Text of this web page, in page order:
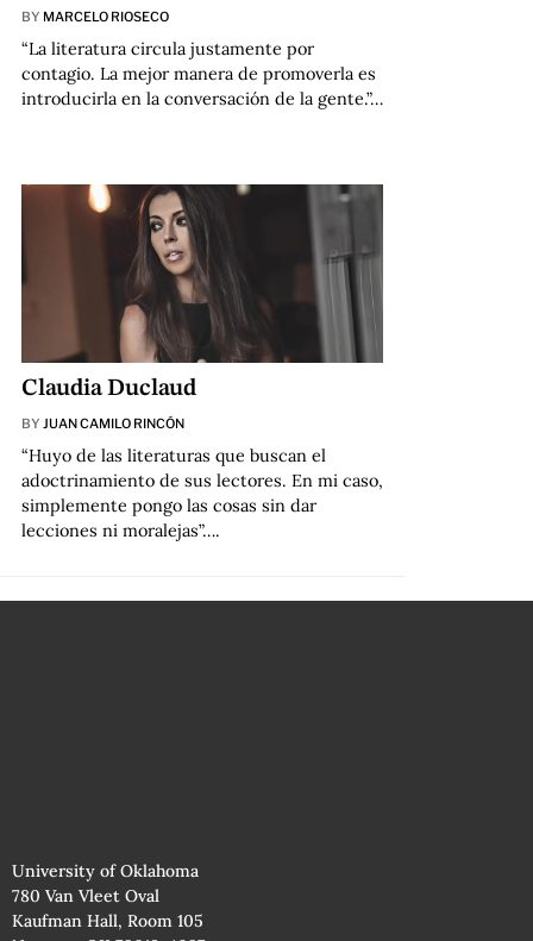
BY MARCELO RIOSECO
“La literatura circula justamente por
contagio. La mejor manera de promoverla es
introducirla en la conversación de la gente.”…
Claudia Duclaud
BY JUAN CAMILO RINCÓN
“Huyo de las literaturas que buscan el
adoctrinamiento de sus lectores. En mi caso,
simplemente pongo las cosas sin dar
lecciones ni moralejas”….
University of Oklahoma
780 Van Vleet Oval
Kaufman Hall, Room 105